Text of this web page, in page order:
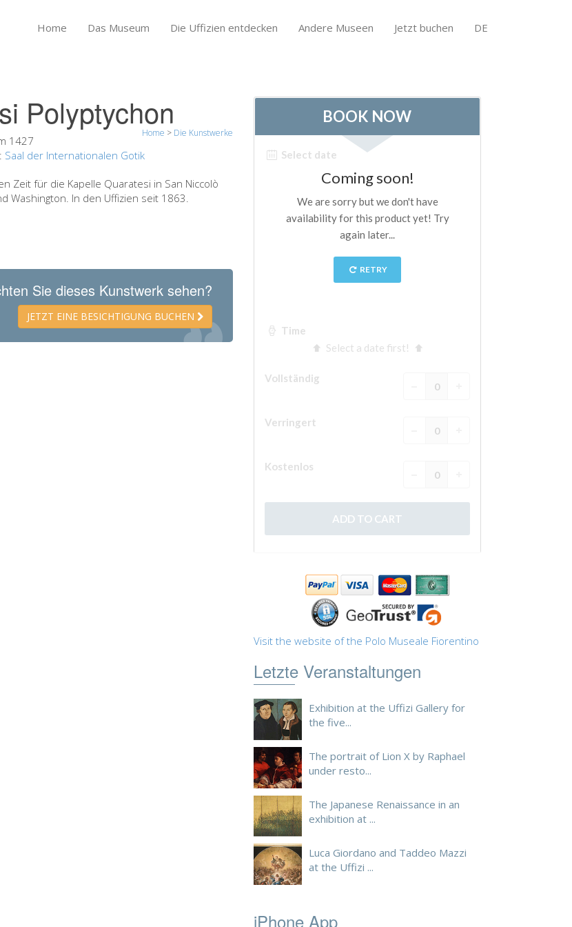
Home Das Museum Die Uffizien entdecken Andere Museen Jetzt buchen DE
Polyptychon
Home > Die Kunstwerke
1427
Saal der Internationalen Gotik
Zeit für die Kapelle Quaratesi in San Niccolò
Washington. In den Uffizien seit 1863.
Sie dieses Kunstwerk sehen?
JETZT EINE BESICHTIGUNG BUCHEN
Visit the website of the Polo Museale Fiorentino
Letzte Veranstaltungen
Exhibition at the Uffizi Gallery for
the five...
The portrait of Lion X by Raphael
under resto...
The Japanese Renaissance in an
exhibition at ...
Luca Giordano and Taddeo Mazzi
at the Uffizi ...
iPhone App